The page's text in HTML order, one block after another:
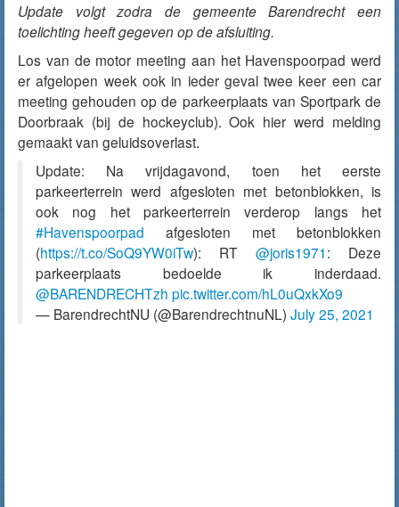
Update volgt zodra de gemeente Barendrecht een
toelichting heeft gegeven op de afsluiting.
Los van de motor meeting aan het Havenspoorpad werd
er afgelopen week ook in ieder geval twee keer een car
meeting gehouden op de parkeerplaats van Sportpark de
Doorbraak (bij de hockeyclub). Ook hier werd melding
gemaakt van geluidsoverlast.
Update: Na vrijdagavond, toen het eerste
parkeerterrein werd afgesloten met betonblokken, is
ook nog het parkeerterrein verderop langs het
#Havenspoorpad afgesloten met betonblokken
(https://t.co/SoQ9YW0iTw): RT @joris1971: Deze
parkeerplaats bedoelde ik inderdaad.
@BARENDRECHTzh pic.twitter.com/hL0uQxkXo9
— BarendrechtNU (@BarendrechtnuNL) July 25, 2021